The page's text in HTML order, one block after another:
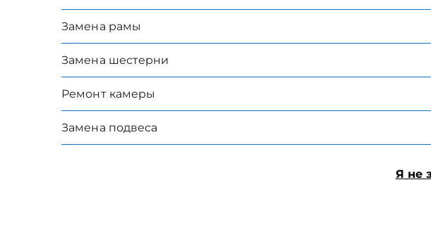
Замена рамы
Замена шестерни
Ремонт камеры
Замена подвеса
Я не